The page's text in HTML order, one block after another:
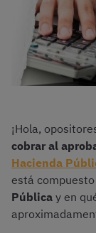
¡Hola,
cobrar al
Hacienda
está
Pública y en